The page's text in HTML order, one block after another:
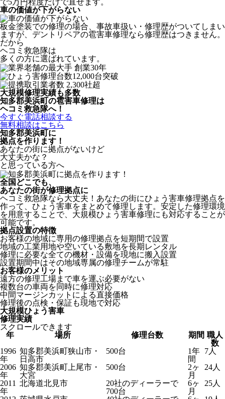
で5万円程度だけで直せます。
車の価値が下がらない
板金塗装での修理の場合、事故車扱い・修理歴がついてしまい
ますが、デントリペアの雹害車修理なら修理歴はつきません。
だから
ヘコミ救急隊は
多くの方に選ばれています。
大規模修理実績も多数
知多郡美浜町の雹害車修理は
ヘコミ救急隊へ！
今すぐ電話相談する
無料相談はこちら
知多郡美浜町に
拠点を作ります！
あなたの街に拠点がないけど
大丈夫かな？
と思っている方へ
全国どこでも、
あなたの街が修理拠点に
ヘコミ救急隊なら大丈夫！あなたの街にひょう害車修理拠点を
作って、ひょう害車をまとめて修理します。安定した修理環境
を用意することで、大規模ひょう害車修理にも対応することが
可能です。
拠点設置の特徴
お客様の地域に専用の修理拠点を短期間で設置
地域の工業用地や空いている敷地を長期レンタル
修理に必要な全ての機材・設備を現地に搬入設置
設置期間中はその地域専属の修理チームが常駐
お客様のメリット
遠方の修理工場まで車を運ぶ必要がない
複数台の車両を同時に修理対応
中間マージンカットによる直接価格
修理後の点検・保証も現地で対応
大規模ひょう害車
修理実績
スクロールできます
年
場所 修理台数 期間 職人
数
1996
年
知多郡美浜町狭山市・
日高市
500台
1年
間
7人
2006
年
知多郡美浜町上尾市・
大宮
500台
2ヶ
月
24人
2011
年
北海道北見市
20社のディーラーで
700台
6ヶ
月
25人